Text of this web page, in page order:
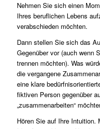
Nehmen Sie sich einen
Ihres beruflichen Lebens
verabschieden möchten.
Dann stellen Sie sich das
Gegenüber vor (auch wenn
trennen möchten). Was
die vergangene
eine klare
fiktiven Person gegenüber
„zusammenarbeiten“
Hören Sie auf Ihre Intuition.